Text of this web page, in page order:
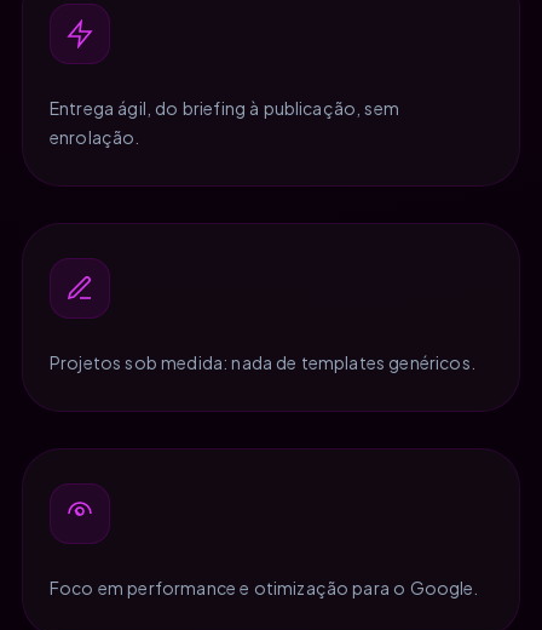
Entrega ágil, do briefing à publicação, sem
enrolação.
Projetos sob medida: nada de templates genéricos.
Foco em performance e otimização para o Google.